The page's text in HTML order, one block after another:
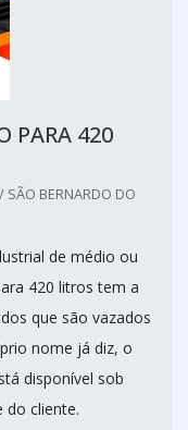
PARA 420
SÃO BERNARDO DO
de médio ou
420 litros tem a
que são vazados
nome já diz, o
disponível sob
do cliente.